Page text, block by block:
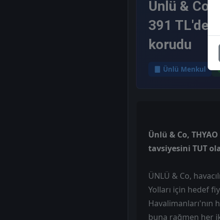
Ünlü & Co,
391
korudu
Ünlü Menkul
Ünlü & Co,
tavsiyesini TUT
ÜNLÜ & Co,
Yolları için hedef
Havalimanları'nın
buna rağmen her